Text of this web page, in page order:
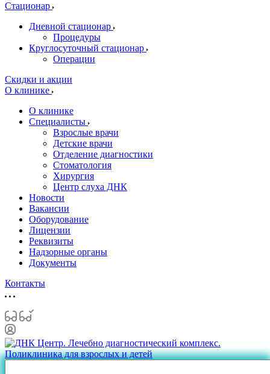
Стационар
Дневной стационар
Процедуры
Круглосуточный стационар
Операции
Скидки и акции
О клинике
О клинике
Специалисты
Взрослые врачи
Детские врачи
Отделение диагностики
Стоматология
Хирургия
Центр слуха ДНК
Новости
Вакансии
Оборудование
Лицензии
Реквизиты
Надзорные органы
Документы
Контакты